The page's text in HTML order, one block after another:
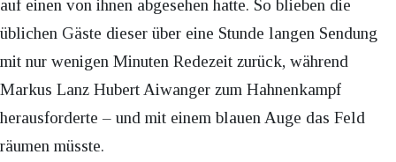
auf einen von ihnen abgesehen hatte. So blieben die
üblichen Gäste dieser über eine Stunde langen Sendung
mit nur wenigen Minuten Redezeit zurück, während
Markus Lanz Hubert Aiwanger zum Hahnenkampf
herausforderte – und mit einem blauen Auge das Feld
räumen müsste.